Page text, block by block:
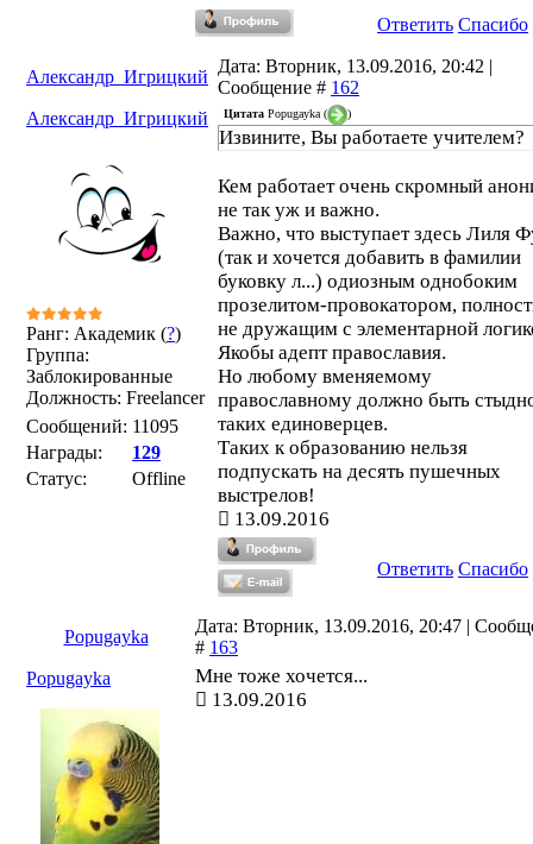
Ответить Спасибо
Александр_Игрицкий
Дата: Вторник, 13.09.2016, 20:42 |
Сообщение # 162
Александр_Игрицкий
Ранг: Академик (?)
Группа:
Заблокированные
Должность: Freelancer
Сообщений: 11095
Награды:
129
Статус:
Offline
Цитата Popugayka ( )
Извините, Вы работаете учителем?
Кем работает очень скромный
не так уж и важно.
Важно, что выступает здесь Лиля
(так и хочется добавить в фамилии
буковку л...) одиозным однобоким
прозелитом-провокатором,
не дружащим с элементарной
Якобы адепт православия.
Но любому вменяемому
православному должно быть
таких единоверцев.
Таких к образованию нельзя
подпускать на десять пушечных
выстрелов!
13.09.2016
Ответить Спасибо
Popugayka
Дата: Вторник, 13.09.2016, 20:47 |
# 163
Popugayka
Мне тоже хочется...
13.09.2016